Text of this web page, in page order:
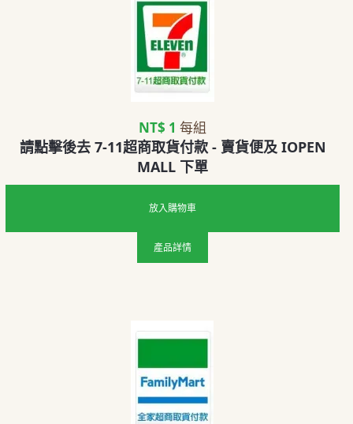
NT$ 1 每組
請點擊後去 7-11超商取貨付款 - 賣貨便及 IOPEN
MALL 下單
放入購物車
產品詳情